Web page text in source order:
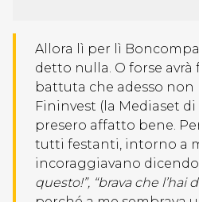
Allora lì per lì
detto nulla. O forse
battuta che adesso non
Fininvest (la Mediaset
presero affatto bene.
tutti festanti, intorno a
incoraggiavano dicendo
questo!”, “brava che l’hai